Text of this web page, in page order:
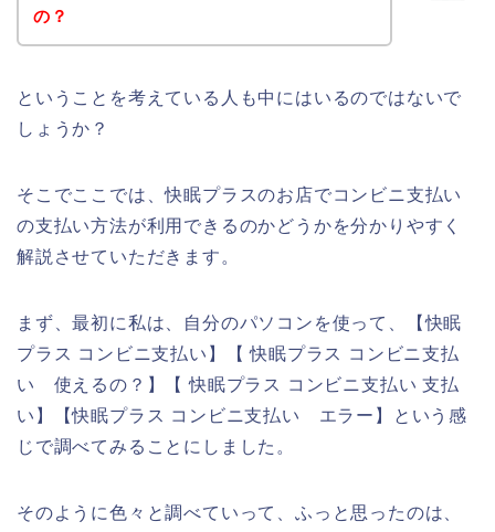
の？
ということを考えている人も中にはいるのではないで
しょうか？
そこでここでは、快眠プラスのお店でコンビニ支払い
の支払い方法が利用できるのかどうかを分かりやすく
解説させていただきます。
まず、最初に私は、自分のパソコンを使って、【快眠
プラス コンビニ支払い】【 快眠プラス コンビニ支払
い 使えるの？】【 快眠プラス コンビニ支払い 支払
い】【快眠プラス コンビニ支払い エラー】という感
じで調べてみることにしました。
そのように色々と調べていって、ふっと思ったのは、